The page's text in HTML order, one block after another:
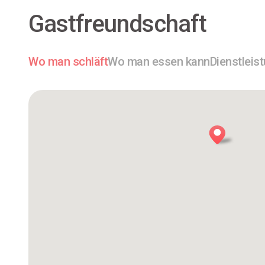
Gastfreundschaft
Wo man schläftWo man essen kann